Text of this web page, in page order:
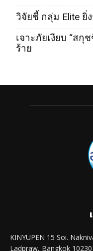
วิจัยชี้ กลุ่ม Elite ยิ่
เจาะภัยเงียบ “สกุ
ร้าย
KINYUPEN 15 Soi.
Ladpraw, Bangkok 10230